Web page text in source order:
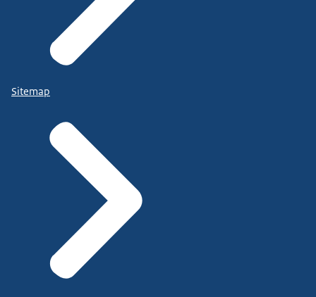
Sitemap